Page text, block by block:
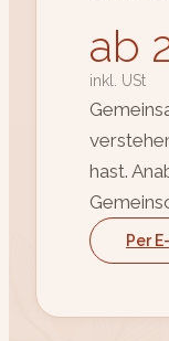
ab
inkl. USt
hast.
Per